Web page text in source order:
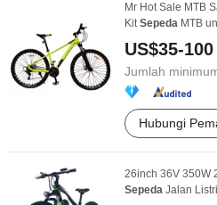
Mr Hot Sale MTB
KitSepeda MTB
US$35-100
Jumlah
Hubungi
26inch 36V 350W
Sepeda Jalan